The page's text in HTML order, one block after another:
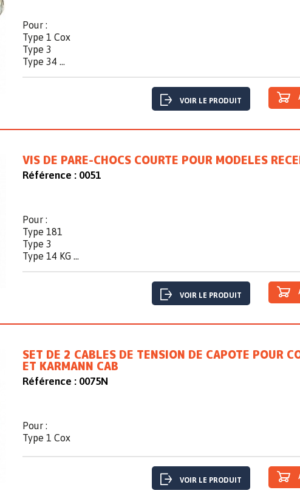
Pour :
Type 1 Cox
Type 3
Type 34 ...
VOIR LE PRODUIT
VIS DE PARE-CHOCS COURTE POUR MODELES
Référence : 0051
Pour :
Type 181
Type 3
Type 14 KG ...
VOIR LE PRODUIT
SET DE 2 CABLES DE TENSION DE CAPOTE POUR
ET KARMANN CAB
Référence : 0075N
Pour :
Type 1 Cox
VOIR LE PRODUIT